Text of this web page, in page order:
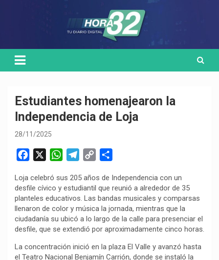
Estudiantes homenajearon la
Independencia de Loja
28/11/2025
c
e
b
o
o
k
W
a
t
s
A
p
p
l
e
g
r
a
m
p
y
L
i
n
k
m
p
a
r
t
i
r
Loja celebró sus 205 años de Independencia con un
desfile cívico y estudiantil que reunió a alrededor de 35
planteles educativos. Las bandas musicales y comparsas
llenaron de color y música la jornada, mientras que la
ciudadanía su ubicó a lo largo de la calle para presenciar el
desfile, que se extendió por aproximadamente cinco horas.
La concentración inició en la plaza El Valle y avanzó hasta
el Teatro Nacional Benjamín Carrión, donde se instaló la